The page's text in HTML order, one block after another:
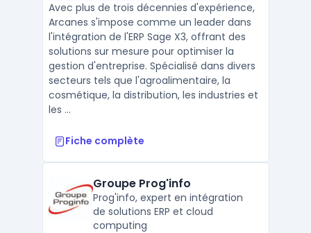
Avec plus de trois décennies d'expérience,
Arcanes s'impose comme un leader dans
l'intégration de l'ERP Sage X3, offrant des
solutions sur mesure pour optimiser la
gestion d'entreprise. Spécialisé dans divers
secteurs tels que l'agroalimentaire, la
cosmétique, la distribution, les industries et
les ...
Fiche complète
Groupe Prog'info
Prog'info, expert en intégration
de solutions ERP et cloud
computing